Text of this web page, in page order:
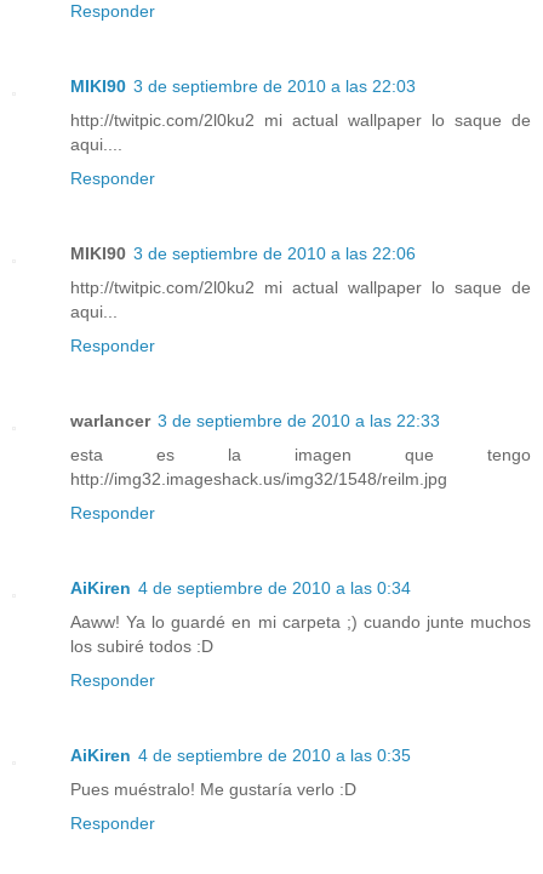
Responder
MIKI90 3 de septiembre de 2010 a las 22:03
http://twitpic.com/2l0ku2 mi actual wallpaper lo saque de
aqui....
Responder
MIKI90 3 de septiembre de 2010 a las 22:06
http://twitpic.com/2l0ku2 mi actual wallpaper lo saque de
aqui...
Responder
warlancer 3 de septiembre de 2010 a las 22:33
esta es la imagen que tengo
http://img32.imageshack.us/img32/1548/reilm.jpg
Responder
AiKiren 4 de septiembre de 2010 a las 0:34
Aaww! Ya lo guardé en mi carpeta ;) cuando junte muchos
los subiré todos :D
Responder
AiKiren 4 de septiembre de 2010 a las 0:35
Pues muéstralo! Me gustaría verlo :D
Responder